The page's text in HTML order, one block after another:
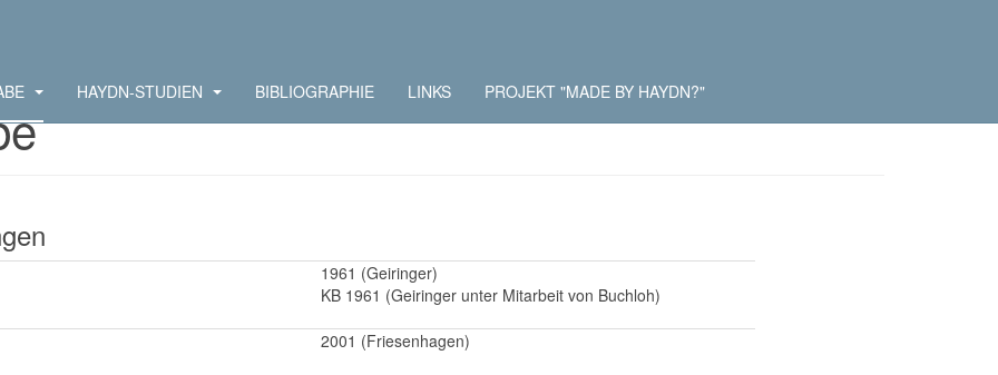
HAYDN-STUDIEN BIBLIOGRAPHIE LINKS PROJEKT "MADE BY HAYDN?"
1961 (Geiringer)
KB 1961 (Geiringer unter Mitarbeit von Buchloh)
2001 (Friesenhagen)